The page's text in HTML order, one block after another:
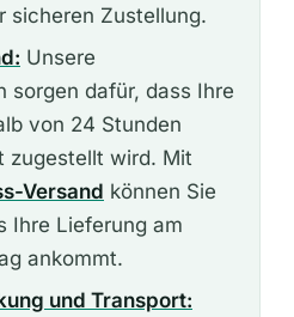
sicheren Zustellung.
Unsere
sorgen dafür, dass Ihre
von 24 Stunden
zugestellt wird. Mit
Versand können Sie
Ihre Lieferung am
ankommt.
und Transport: